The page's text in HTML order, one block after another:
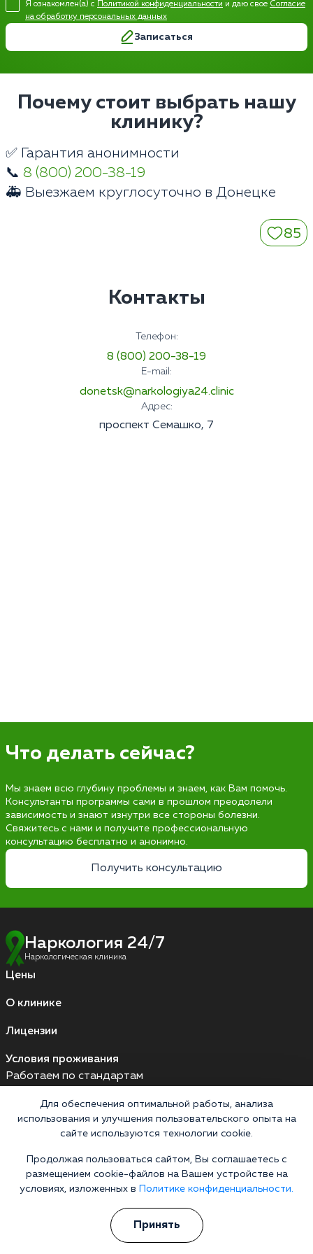
Я ознакомлен(а) с Политикой конфиденциальности и даю свое Согласие
на обработку персональных данных
Записаться
Почему стоит выбрать нашу
клинику?
✅ Гарантия анонимности
📞 8 (800) 200-38-19
🚑 Выезжаем круглосуточно в Донецке
85
Контакты
Телефон:
8 (800) 200-38-19
E-mail:
donetsk@narkologiya24.clinic
Адрес:
проспект Семашко, 7
Что делать сейчас?
Мы знаем всю глубину проблемы и знаем, как Вам помочь.
Консультанты программы сами в прошлом преодолели
зависимость и знают изнутри все стороны болезни.
Свяжитесь с нами и получите профессиональную
консультацию бесплатно и анонимно.
Получить консультацию
Наркология 24/7
Наркологическая клиника
Цены
О клинике
Лицензии
Условия проживания
Выездные бригады работают круглосуточно
Работаем по стандартам
Версия для слабовидящих
Карты МИР Наличные
Для обеспечения оптимальной работы, анализа
использования и улучшения пользовательского опыта на
сайте используются технологии cookie.
Продолжая пользоваться сайтом, Вы соглашаетесь с
размещением cookie-файлов на Вашем устройстве на
условиях, изложенных в
Политике конфиденциальности.
Принять